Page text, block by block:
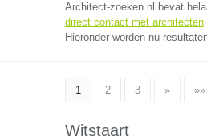
Architect-zoeken.nl bevat
direct contact met architecten
Hieronder worden nu
1 2 3 » »»
Witstaart